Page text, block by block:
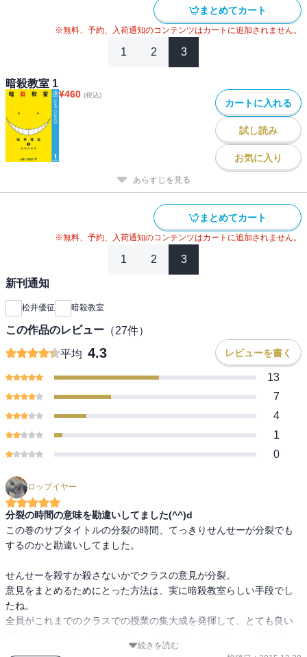
まとめてカート
※無料、予約、入荷通知のコンテンツはカートに追加されません。
1 2 3
暗殺教室 1
¥460 (税込)
カートに入れる
試し読み
お気に入り
あらすじを見る
まとめてカート
※無料、予約、入荷通知のコンテンツはカートに追加されません。
1 2 3
新刊通知
松井優征 暗殺教室
この作品のレビュー （27件）
平均 4.3 レビューを書く
13
7
4
1
0
ロップイヤー
分裂の時間の意味を勘違いしてました(^^)d
この巻のサブタイトルの分裂の時間、てっきりせんせーが分裂でも
するのかと勘違いしてました。
せんせーを殺すか殺さないかでクラスの意見が分裂。
意見をまとめるためにとった方法は、実に暗殺教室らしい手段でし
たね。
全員がこれまでのクラスでの授業の集大成を発揮して、とても良い
続きを読む